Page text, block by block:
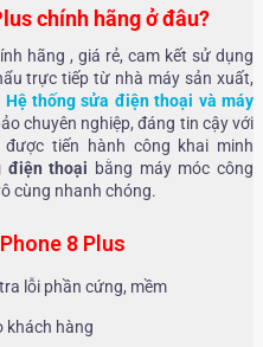
chính hãng ở đâu?
hãng , giá rẻ, cam kết sử dụng
trực tiếp từ nhà máy sản xuất,
Hệ thống sửa điện thoại và máy
chuyên nghiệp, đáng tin cậy với
tiến hành công khai minh
điện thoại bằng máy móc công
cùng nhanh chóng.
8 Plus
lỗi phần cứng, mềm
khách hàng